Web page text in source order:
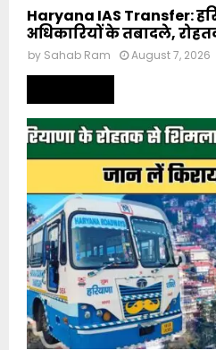
Haryana IAS Transfer:
अधिकारियों के तबादले,
by Sahab Ram August 7, 2026